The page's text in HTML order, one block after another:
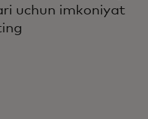
uchun imkoniyat